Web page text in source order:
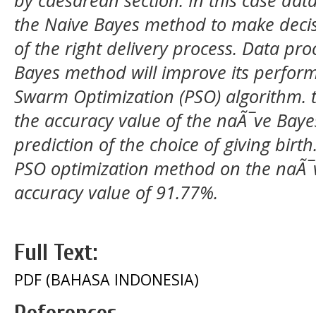
the Naive Bayes method to make
of the right delivery process. Data
Bayes method will improve its
Swarm Optimization (PSO) algorithm.
the accuracy value of the naÃ¯ve
prediction of the choice of giving
PSO optimization method on the
accuracy value of 91.77%.
Full Text:
PDF (BAHASA INDONESIA)